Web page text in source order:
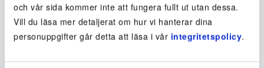
och vår sida kommer inte att fungera fullt ut utan dessa.
Vill du läsa mer detaljerat om hur vi hanterar dina
personuppgifter går detta att läsa i vår integritetspolicy.